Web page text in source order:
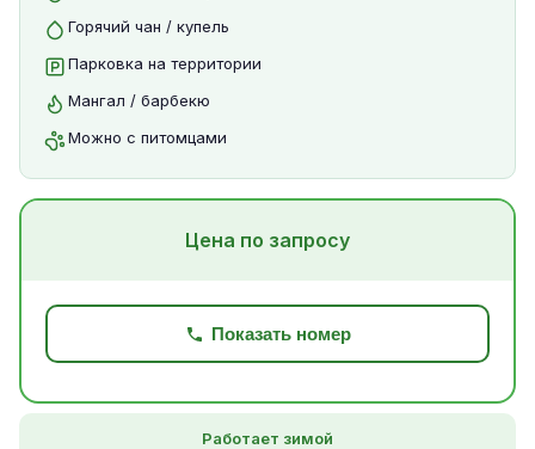
Горячий чан / купель
Парковка на территории
Мангал / барбекю
Можно с питомцами
Цена по запросу
Показать номер
Работает зимой